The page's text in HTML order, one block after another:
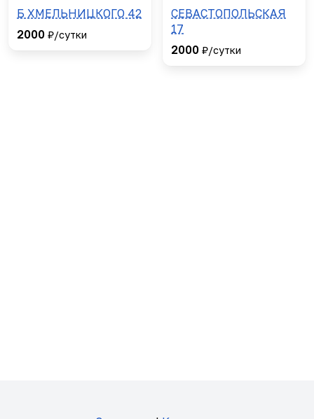
Б ХМЕЛЬНИЦКОГО 42
2000 ₽/сутки
СЕВАСТОПОЛЬСКАЯ
17
2000 ₽/сутки